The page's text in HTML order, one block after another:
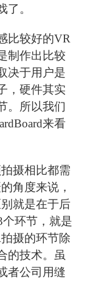
。
比较好的VR
制作出比较
决于用户是
，硬件其实
。所以我们
来看
摄相比都需
角度来说，
就是在于后
环节，就是
摄的环节除
的技术。虽
者公司用缝